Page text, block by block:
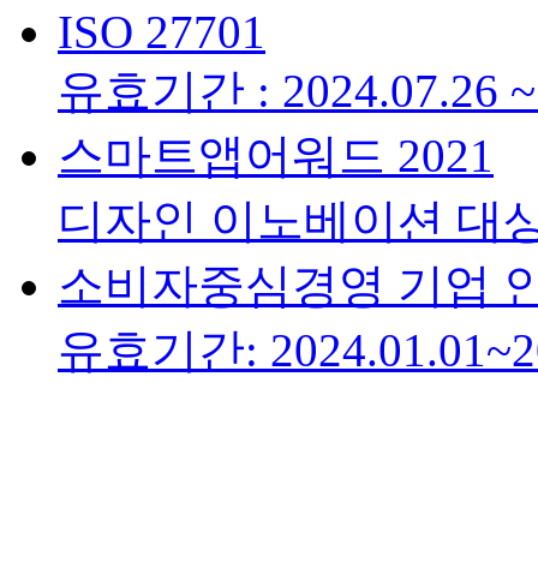
ISO 27701
유효기간 : 2024.07.26
스마트앱어워드 2021
디자인 이노베이션 대
소비자중심경영 기업
유효기간: